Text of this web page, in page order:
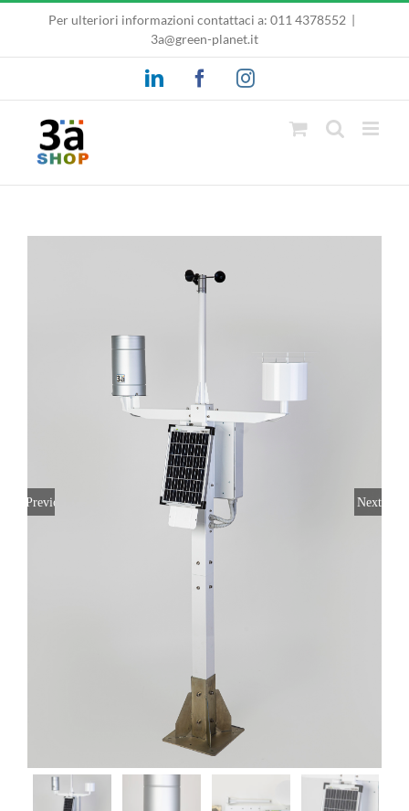
contenuto
Per ulteriori informazioni contattaci a: 011 4378552 |
3a@green-planet.it
LinkedInFacebookInstagram
Previous Next